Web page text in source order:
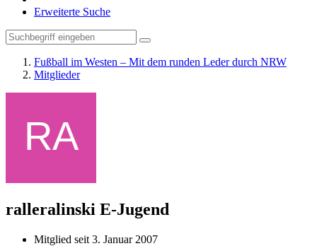
Erweiterte Suche
Fußball im Westen – Mit dem runden Leder durch NRW
Mitglieder
ralleralinski E-Jugend
Mitglied seit 3. Januar 2007